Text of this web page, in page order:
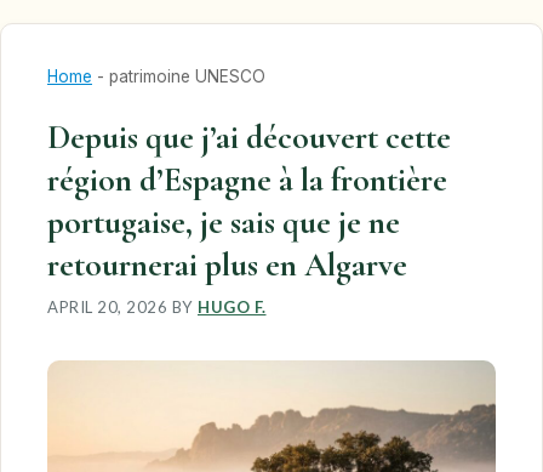
Home - patrimoine UNESCO
Depuis que j’ai découvert cette
région d’Espagne à la frontière
portugaise, je sais que je ne
retournerai plus en Algarve
APRIL 20, 2026 BY HUGO F.